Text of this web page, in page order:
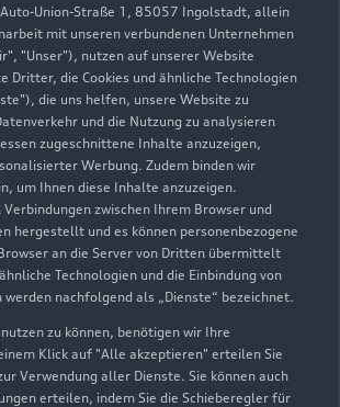
Auto-Union-Straße 1, 85057 Ingolstadt, allein
mit unseren verbundenen Unternehmen
"Unser"), nutzen auf unserer Website
Dritter, die Cookies und ähnliche Technologien
die uns helfen, unsere Website zu
und die Nutzung zu analysieren
zugeschnittene Inhalte anzuzeigen,
Werbung. Zudem binden wir
um Ihnen diese Inhalte anzuzeigen.
zwischen Ihrem Browser und
hergestellt und es können personenbezogene
an die Server von Dritten übermittelt
Technologien und die Einbindung von
nachfolgend als „Dienste“ bezeichnet.
zu können, benötigen wir Ihre
Klick auf "Alle akzeptieren" erteilen Sie
Verwendung aller Dienste. Sie können auch
erteilen, indem Sie die Schieberegler für
halbig.de
herunterladen
,öffnet amMontag 08:30